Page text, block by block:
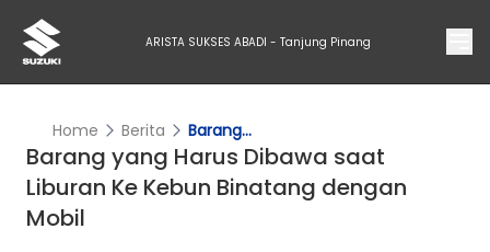
ARISTA SUKSES ABADI - Tanjung Pinang
Home Berita Barang...
Barang yang Harus Dibawa saat
Liburan Ke Kebun Binatang dengan
Mobil